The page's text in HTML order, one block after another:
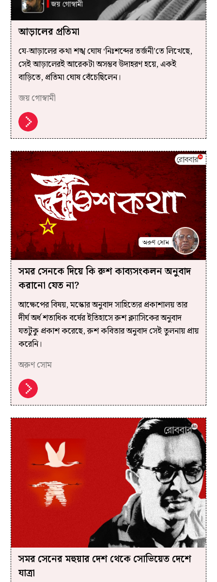
আড়ালের প্রতিমা
যে-আড়ালের কথা শঙ্খ ঘোষ ‘নিঃশব্দের তর্জনী’তে লিখেছে,
সেই আড়ালেরই আরেকটা অসম্ভব উদাহরণ হয়ে, একই
বাড়িতে, প্রতিমা ঘোষ বেঁচেছিলেন।
জয় গোস্বামী
সমর সেনকে দিয়ে কি রুশ কাব্যসংকলন অনুবাদ
করানো যেত না?
আক্ষেপের বিষয়, মস্কোর অনুবাদ সাহিত্যের প্রকাশালয় তার
দীর্ঘ অর্ধ শতাধিক বর্ষের ইতিহাসে রুশ ক্ল্যাসিকের অনুবাদ
যতটুকু প্রকাশ করেছে, রুশ কবিতার অনুবাদ সেই তুলনায় প্রায়
করেনি।
অরুণ সোম
সমর সেনের মহুয়ার দেশ থেকে সোভিয়েত দেশে
যাত্রা